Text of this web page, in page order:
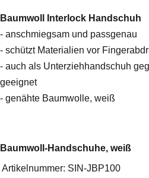
Baumwoll Interlock Handschuh
- anschmiegsam und passgenau
- schützt Materialien vor
- auch als Unterziehhandschuh
geeignet
- genähte Baumwolle, weiß
Baumwoll-Handschuhe, weiß
Artikelnummer: SIN-JBP100